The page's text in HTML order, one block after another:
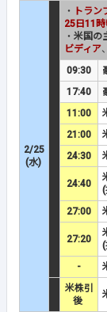
2/25
(水)
・
トラ
25日11
・ 米国の
ビディア
09:30
17:40
11:00
21:00
24:30
24:40
(
27:00
27:20
(
-
米株引
後